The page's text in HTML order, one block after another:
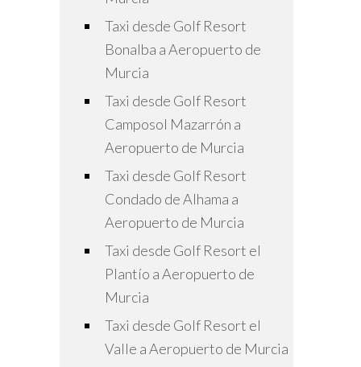
Taxi desde Golf Resort
Bonalba a Aeropuerto de
Murcia
Taxi desde Golf Resort
Camposol Mazarrón a
Aeropuerto de Murcia
Taxi desde Golf Resort
Condado de Alhama a
Aeropuerto de Murcia
Taxi desde Golf Resort el
Plantío a Aeropuerto de
Murcia
Taxi desde Golf Resort el
Valle a Aeropuerto de Murcia